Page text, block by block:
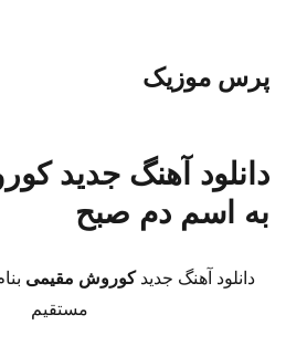
پرس موزیک
دانلود آهنگ جدید
به اسم دم صبح
دانلود آهنگ جدید کوروش مقیمی
مستقیم